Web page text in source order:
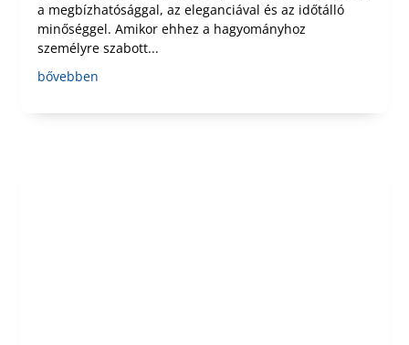
a megbízhatósággal, az eleganciával és az időtálló
minőséggel. Amikor ehhez a hagyományhoz
személyre szabott...
bővebben